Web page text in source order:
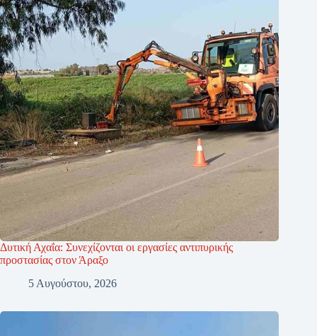
Δυτική Αχαΐα: Συνεχίζονται οι εργασίες αντιπυρικής
προστασίας στον Άραξο
5 Αυγούστου, 2026